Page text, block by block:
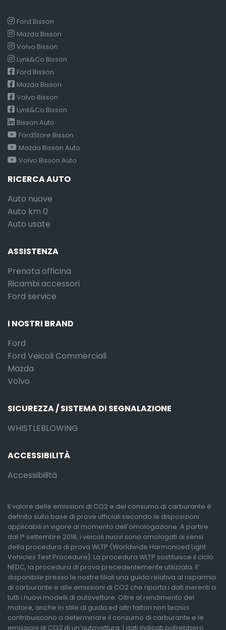
Ford Bisson
Mazda Bisson
Volvo Bisson
Lynk&Co Bisson
Ford Bisson
Mazda Bisson
Volvo Bisson
Lynk&Co Bisson
Bisson Auto
FordStore Bisson
Mazda Bisson Auto
Volvo Bisson Auto
RICERCA AUTO
Auto nuove
Auto km 0
Auto usate
ASSISTENZA
Prenota officina
Ricambi accessori
Ford service
I NOSTRI BRAND
Ford
Ford Veicoli Commerciali
Mazda
Volvo
SICUREZZA / SISTEMA DI SEGNALAZIONE
WHISTLEBLOWING
ACCESSIBILITÀ
Accessibilità
Il valore delle emissioni di CO2 e del consumo di carburante è
definito sulla base di prove ufficiali secondo le disposizioni
applicabili in vigore al momento dell'omologazione. A partire
dal 1° settembre 2018, i veicoli nuovi sono omologati ai sensi
della procedura di prova WLTP (Worldwide Harmonized Light
Vehicles Test Procedure). La procedura WLTP sostituisce il ciclo
NEDC, la procedura di prova precedentemente utilizzata. E’
disponibile presso le nostre filiali una guida relativa al risparmio
di carburante e alle emissioni di CO2 che riporta i dati inerenti a
tutti i nuovi modelli di autovetture. Oltre al rendimento del
motore, anche lo stile di guida ed altri fattori non tecnici
contribuiscono a determinare il consumo di carburante e le
emissioni di CO2 di un’autovettura. I dati indicati potrebbero